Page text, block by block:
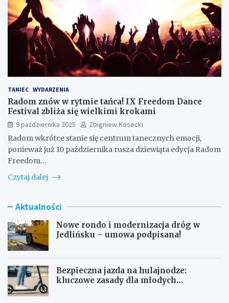
TANIEC WYDARZENIA
Radom znów w rytmie tańca! IX Freedom Dance
Festival zbliża się wielkimi krokami
9 października 2025
Zbigniew Kosecki
Radom wkrótce stanie się centrum tanecznych emocji,
ponieważ już 10 października rusza dziewiąta edycja Radom
Freedom…
Czytaj dalej
Aktualności
Nowe rondo i modernizacja dróg w
Jedlińsku – umowa podpisana!
Bezpieczna jazda na hulajnodze:
kluczowe zasady dla młodych